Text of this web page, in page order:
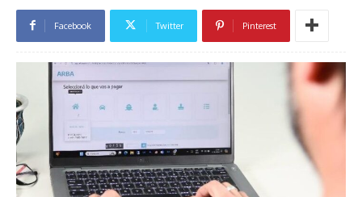
Facebook Twitter Pinterest